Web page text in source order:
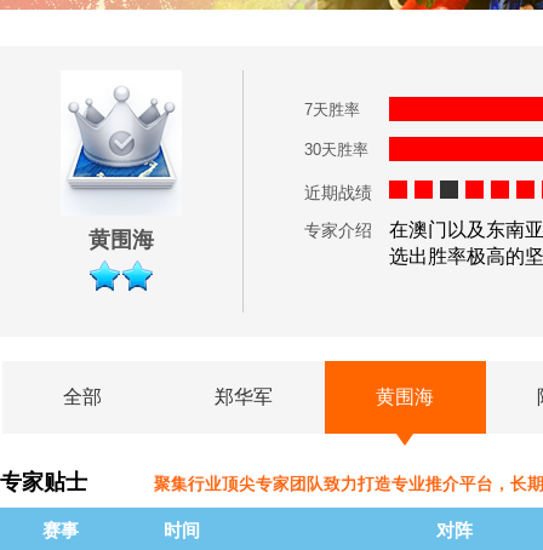
黄围海
7天胜率
30天胜率
近期战绩
专家介绍
在澳门以及东南
选出胜率极高的
全部 郑华军 黄围海
专家贴士 聚集行业顶尖专家团队致力打造专业推介平台，长
赛事 时间 对阵